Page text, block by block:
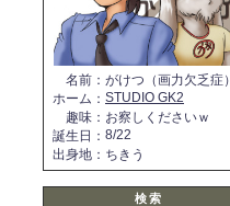
名前 ： がけつ（画力欠乏症）
ホーム ： STUDIO GK2
趣味 ： お察しくださいｗ
誕生日 ： 8/22
出身地 ： ちきう
検索